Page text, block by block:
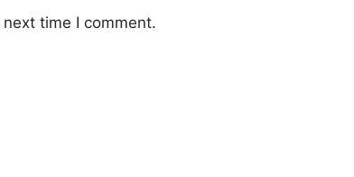
time I comment.